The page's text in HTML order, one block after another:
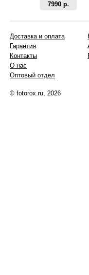
7990 р.
Доставка и оплата
Гарантия
Контакты
О нас
Оптовый отдел
© fotorox.ru, 2026